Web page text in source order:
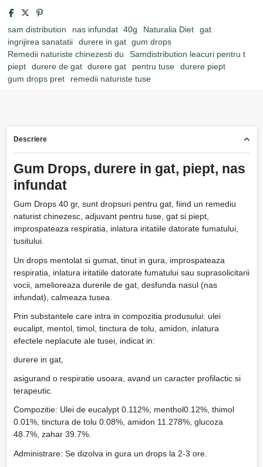
sam distribution nas infundat 40g Naturalia Diet
gat
ingrijirea sanatatii
durere in gat gum drops
Remedii naturiste chinezesti du
Samdistribution leacuri pentru t
piept
durere de gat durere gat pentru tuse
durere piept
gum drops pret
remedii naturiste tuse
Descriere
Gum Drops, durere in gat, piept, nas
infundat
Gum Drops 40 gr, sunt dropsuri pentru gat, fiind un remediu
naturist chinezesc, adjuvant pentru tuse, gat si piept,
improspateaza respiratia, inlatura iritatiile datorate fumatului,
tusitului.
Un drops mentolat si gumat, tinut in gura, improspateaza
respiratia, inlatura iritatiile datorate fumatului sau suprasolicitarii
vocii, amelioreaza durerile de gat, desfunda nasul (nas
infundat), calmeaza tusea.
Prin substantele care intra in compozitia produsului: ulei
eucalipt, mentol, timol, tinctura de tolu, amidon, inlatura
efectele neplacute ale tusei, indicat in:
durere in gat,
asigurand o respiratie usoara, avand un caracter profilactic si
terapeutic.
Compozitie: Ulei de eucalypt 0.112%, menthol0.12%, thimol
0.01%, tinctura de tolu 0.08%, amidon 11.278%, glucoza
48.7%, zahar 39.7%.
Administrare: Se dizolva in gura un drops la 2-3 ore.